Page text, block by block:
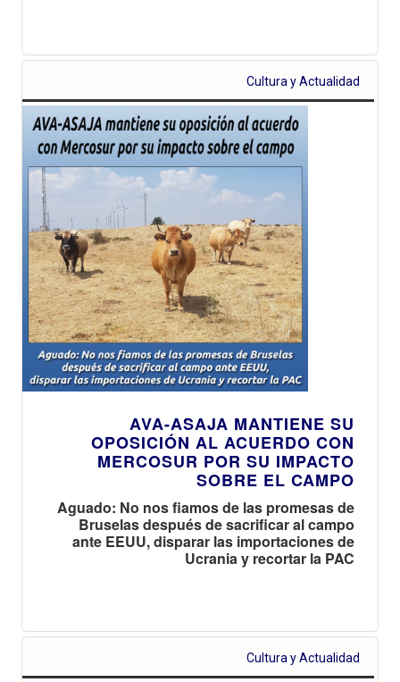
Cultura y Actualidad
AVA-ASAJA MANTIENE SU
OPOSICIÓN AL ACUERDO CON
MERCOSUR POR SU IMPACTO
SOBRE EL CAMPO
Aguado: No nos fiamos de las promesas de
Bruselas después de sacrificar al campo
ante EEUU, disparar las importaciones de
Ucrania y recortar la PAC
Cultura y Actualidad